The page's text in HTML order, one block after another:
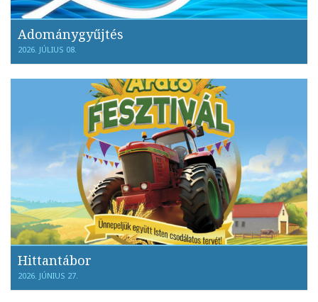
Adománygyűjtés
2026. JÚLIUS 08.
Hittantábor
2026. JÚNIUS 27.